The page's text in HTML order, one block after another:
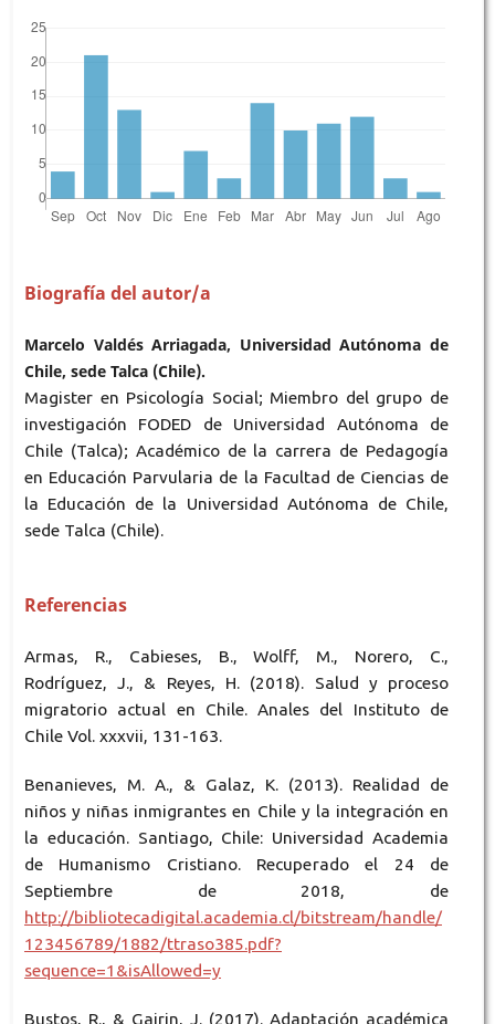
Biografía del autor/a
Marcelo Valdés Arriagada, Universidad Autónoma de
Chile, sede Talca (Chile).
Magister en Psicología Social; Miembro del grupo de
investigación FODED de Universidad Autónoma de
Chile (Talca); Académico de la carrera de Pedagogía
en Educación Parvularia de la Facultad de Ciencias de
la Educación de la Universidad Autónoma de Chile,
sede Talca (Chile).
Referencias
Armas, R., Cabieses, B., Wolff, M., Norero, C.,
Rodríguez, J., & Reyes, H. (2018). Salud y proceso
migratorio actual en Chile. Anales del Instituto de
Chile Vol. xxxvii, 131-163.
Benanieves, M. A., & Galaz, K. (2013). Realidad de
niños y niñas inmigrantes en Chile y la integración en
la educación. Santiago, Chile: Universidad Academia
de Humanismo Cristiano. Recuperado el 24 de
Septiembre de 2018, de
http://bibliotecadigital.academia.cl/bitstream/handle/
123456789/1882/ttraso385.pdf?
sequence=1&isAllowed=y
Bustos, R., & Gairin, J. (2017). Adaptación académica